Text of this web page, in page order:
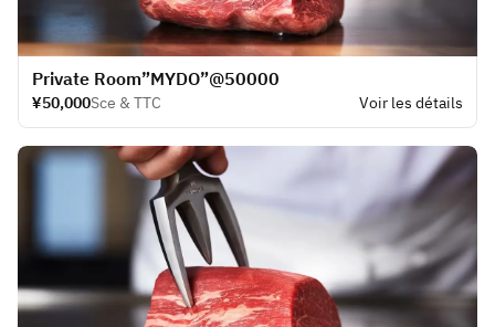
​Private Room”MYDO”@50000
¥50,000Sce & TTC Voir les détails